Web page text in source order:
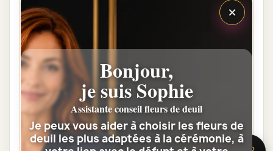
Les fleurs peuvent-elles être livrées
au domicile de la famille ?
Oui. Une composition de condoléances
peut être livrée au domicile avant ou après
la cérémonie. Vérifiez simplement que
quelqu’un pourra réceptionner les fleurs.
×
Bonjour,
je suis Sophie
Assistante conseil fleurs de deuil
Je peux vous aider à choisir les fleurs de
deuil les plus adaptées à la cérémonie, à